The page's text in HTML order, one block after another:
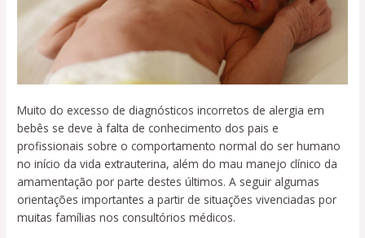
Muito do excesso de diagnósticos incorretos de alergia em
bebês se deve à falta de conhecimento dos pais e
profissionais sobre o comportamento normal do ser humano
no início da vida extrauterina, além do mau manejo clínico da
amamentação por parte destes últimos. A seguir algumas
orientações importantes a partir de situações vivenciadas por
muitas famílias nos consultórios médicos.